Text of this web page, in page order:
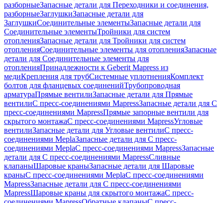
разборныеЗапасные детали для Переходники и соединения,
разборныеЗаглушкиЗапасные детали для
ЗаглушкиСоединительные элементыЗапасные детали для
Соединительные элементыТройники для систем
отопленияЗапасные детали для Тройники для систем
отопленияСоединительные элементы для отопленияЗапасные
детали для Соединительные элементы для
отопленияПринадлежности к Geberit Mapress из
медиКрепления для трубСистемные уплотненияКомплект
болтов для фланцевых соединенийТрубопроводная
арматураПрямые вентилиЗапасные детали для Прямые
вентилиС пресс-соединениями MapressЗапасные детали для С
пресс-соединениями MapressПрямые запорные вентили для
скрытого монтажаС пресс-соединениями MapressУгловые
вентилиЗапасные детали для Угловые вентилиС пресс-
соединениями MeplaЗапасные детали для С пресс-
соединениями MeplaС пресс-соединениями MapressЗапасные
детали для С пресс-соединениями MapressСливные
клапаныШаровые краныЗапасные детали для Шаровые
краныС пресс-соединениями MeplaС пресс-соединениями
MapressЗапасные детали для С пресс-соединениями
MapressШаровые краны для скрытого монтажаС пресс-